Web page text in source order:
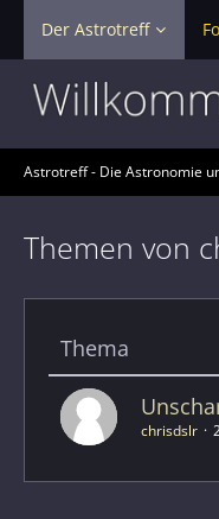
Der Astrotreff
Astrotreff - Die Astronomie
Themen von
Thema
chrisdslr